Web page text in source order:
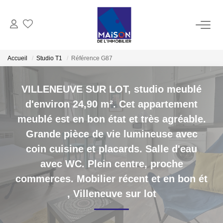
GESTION
ESTIMATION
Estimer Vendre
Estimation En Ligne Gratuite
Biens Vendus
Accueil Studio T1 Référence G87
VILLENEUVE SUR LOT, studio meublé
d'environ 24,90 m². Cet appartement
meublé est en bon état et très agréable.
Grande pièce de vie lumineuse avec
coin cuisine et placards. Salle d'eau
avec WC. Plein centre, proche
commerces. Mobilier récent et en bon ét
, Villeneuve sur lot